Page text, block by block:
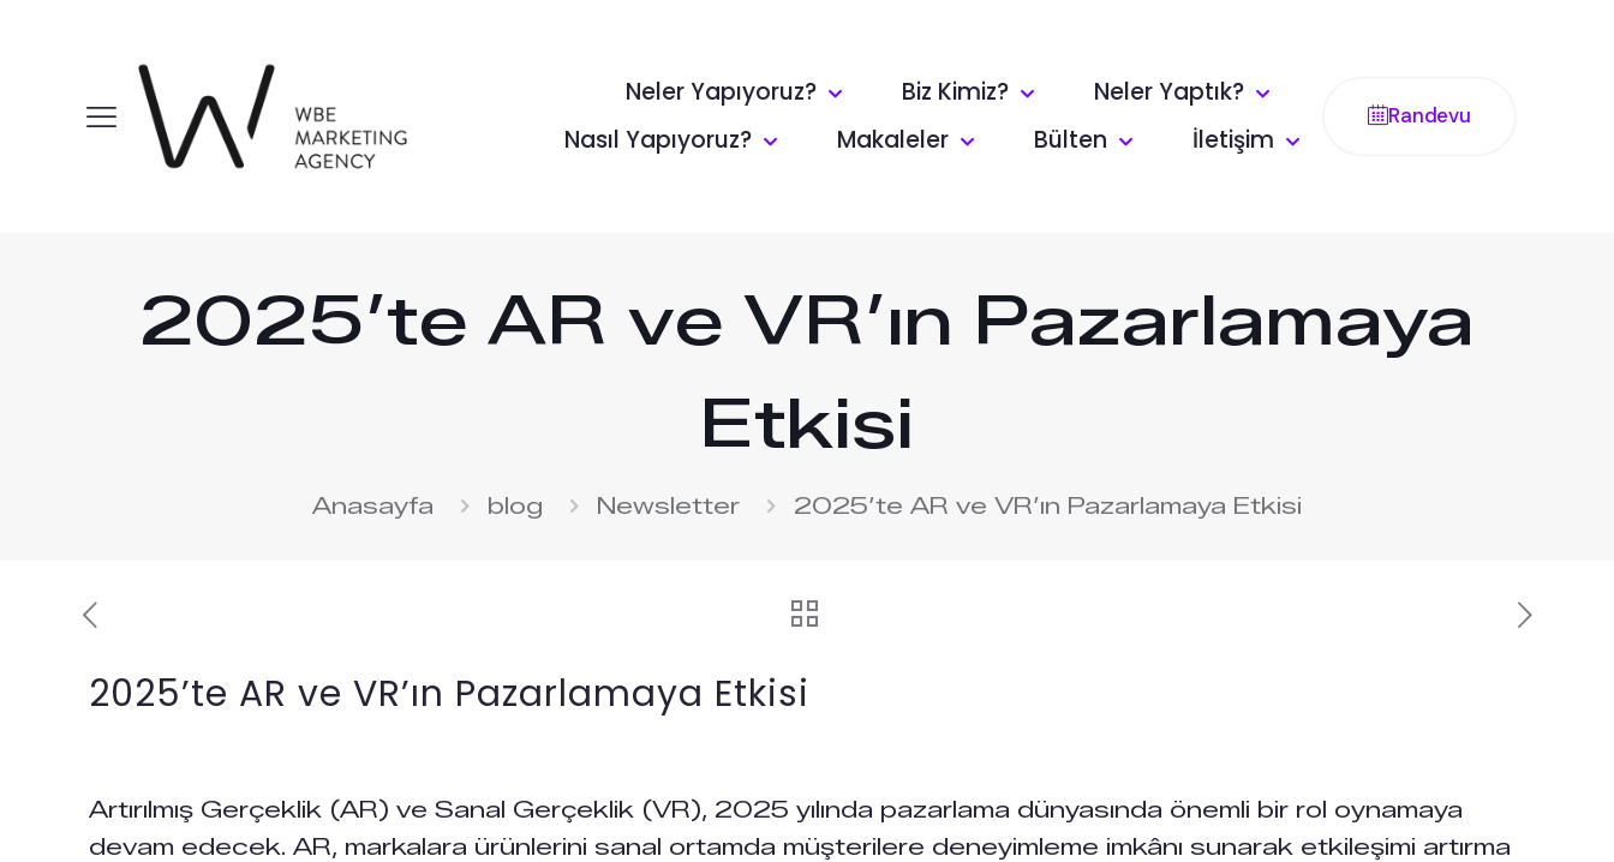
Neler Yapıyoruz? Biz Kimiz?
Neler Yaptık?
Nasıl Yapıyoruz?
Makaleler Bülten İletişim
Randevu
2025’te AR ve VR’ın Pazarlamaya
Etkisi
Anasayfa blog Newsletter 2025’te AR ve VR’ın Pazarlamaya Etkisi
2025’te AR ve VR’ın Pazarlamaya Etkisi
Artırılmış Gerçeklik (AR) ve Sanal Gerçeklik (VR), 2025 yılında pazarlama dünyasında önemli bir rol oynamaya
devam edecek. AR, markalara ürünlerini sanal ortamda müşterilere deneyimleme imkânı sunarak etkileşimi artırma